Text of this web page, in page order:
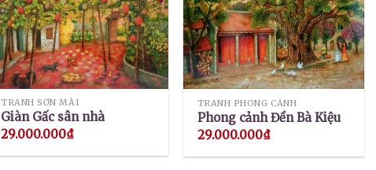
TRANH SƠN MÀI
Giàn Gấc sân nhà
29.000.000₫
TRANH PHONG CẢNH
Phong cảnh Đền Bà Kiệu
29.000.000₫